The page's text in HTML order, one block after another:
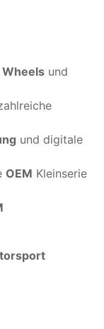
Wheels und
und digitale
OEM Kleinserie